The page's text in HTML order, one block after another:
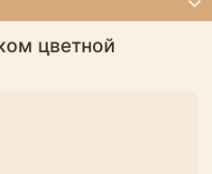
цветной